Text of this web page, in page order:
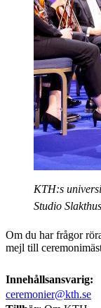
KTH:s
Studio
Om du har frågor
mejl till
Innehållsansvarig:
ceremonier@kth.se